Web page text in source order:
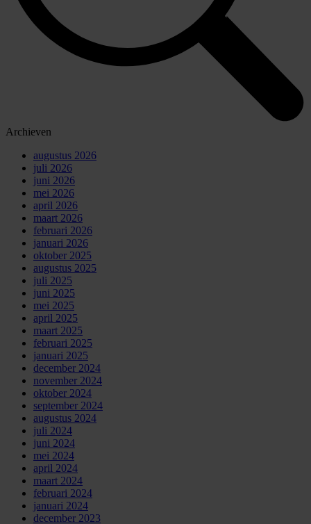
Archieven
augustus 2026
juli 2026
juni 2026
mei 2026
april 2026
maart 2026
februari 2026
januari 2026
oktober 2025
augustus 2025
juli 2025
juni 2025
mei 2025
april 2025
maart 2025
februari 2025
januari 2025
december 2024
november 2024
oktober 2024
september 2024
augustus 2024
juli 2024
juni 2024
mei 2024
april 2024
maart 2024
februari 2024
januari 2024
december 2023